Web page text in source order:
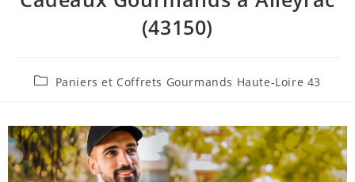
(43150)
Paniers et Coffrets Gourmands Haute-Loire 43